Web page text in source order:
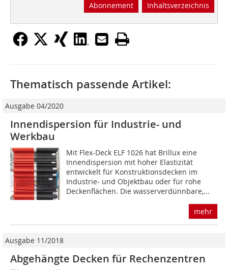
Abonnement Inhaltsverzeichnis
Thematisch passende Artikel:
Ausgabe 04/2020
Innendispersion für Industrie- und
Werkbau
Mit Flex-Deck ELF 1026 hat Brillux eine
Innendispersion mit hoher Elastizität
entwickelt für Konstruktionsdecken im
Industrie- und Objektbau oder für rohe
Deckenflächen. Die wasserverdünnbare,...
mehr
Ausgabe 11/2018
Abgehängte Decken für Rechenzentren